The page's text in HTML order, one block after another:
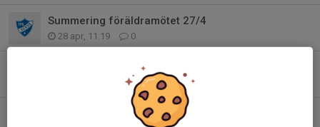
Summering föräldramötet 27/4
28 apr, 11:19 0
Föräldramöte 27/4
0
MATCHFLYTT Påskcupen 7v7